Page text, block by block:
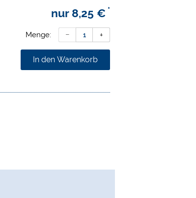
nur 8,25 € *
Menge:
In den Warenkorb